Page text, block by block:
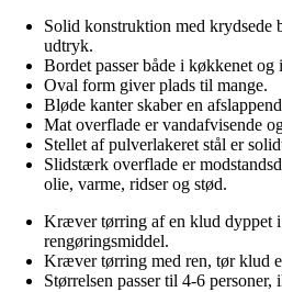
Solid konstruktion med krydsede
udtryk.
Bordet passer både i køkkenet og
Oval form giver plads til mange.
Bløde kanter skaber en
Mat overflade er vandafvisende
Stellet af pulverlakeret stål er
Slidstærk overflade er
olie, varme, ridser og stød.
Kræver tørring af en klud dyppet
rengøringsmiddel.
Kræver tørring med ren, tør klud
Størrelsen passer til 4-6 personer,